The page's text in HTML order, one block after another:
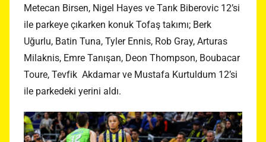
Metecan Birsen, Nigel Hayes ve Tarık Biberovic 12’si
ile parkeye çıkarken konuk Tofaş takımı; Berk
Uğurlu, Batin Tuna, Tyler Ennis, Rob Gray, Arturas
Milaknis, Emre Tanışan, Deon Thompson, Boubacar
Toure, Tevfik Akdamar ve Mustafa Kurtuldum 12’si
ile parkedeki yerini aldı.